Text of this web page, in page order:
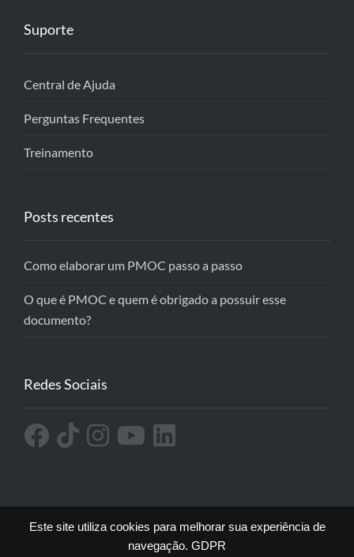
Este site utiliza cookies para melhorar sua experiência de
navegação. GDPR
Suporte
Central de Ajuda
Perguntas Frequentes
Treinamento
Posts recentes
Como elaborar um PMOC passo a passo
O que é PMOC e quem é obrigado a possuir esse
documento?
Redes Sociais
Todos os direitos reservados a Online OS ® Sistema de